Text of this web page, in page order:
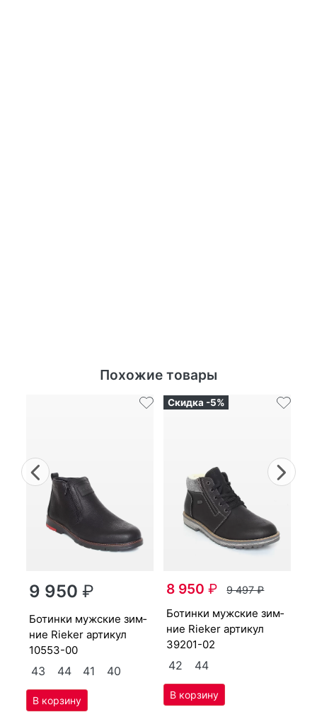
Похожие товары
Previous
9 950₽
бо­тин­ки мужс­кие зим­
ние Ri­eker артикул
10553-00
43 44 41 40
Скидка -5%
8 950₽ 9 497₽
бо­тин­ки мужс­кие зим­
ние Ri­eker артикул
39201-02
42 44